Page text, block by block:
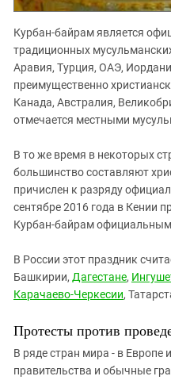
Курбан-байрам является
традиционных
Аравия, Турция, ОАЭ,
преимущественно
Канада, Австралия,
отмечается местными
В то же время в некоторых
большинство составляют
причислен к разряду
сентябре 2016 года в Кении
Курбан-байрам
В России этот праздник
Башкирии, Дагестане,
Карачаево-Черкесии,
Протесты против
В ряде стран мира - в Европе
правительства и обычные